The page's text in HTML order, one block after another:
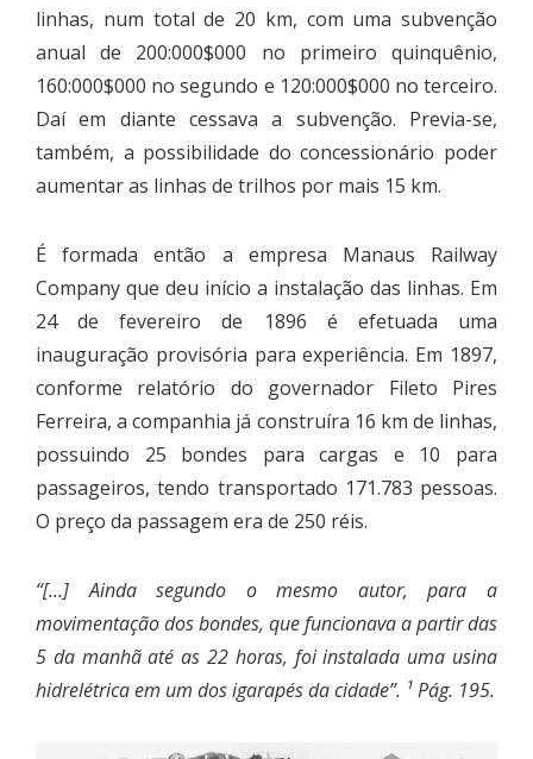
linhas, num total de 20 km, com uma subvenção
anual de 200:000$000 no primeiro quinquênio,
160:000$000 no segundo e 120:000$000 no terceiro.
Daí em diante cessava a subvenção. Previa-se,
também, a possibilidade do concessionário poder
aumentar as linhas de trilhos por mais 15 km.
É formada então a empresa Manaus Railway
Company que deu início a instalação das linhas. Em
24 de fevereiro de 1896 é efetuada uma
inauguração provisória para experiência. Em 1897,
conforme relatório do governador Fileto Pires
Ferreira, a companhia já construíra 16 km de linhas,
possuindo 25 bondes para cargas e 10 para
passageiros, tendo transportado 171.783 pessoas.
O preço da passagem era de 250 réis.
“[…] Ainda segundo o mesmo autor, para a
movimentação dos bondes, que funcionava a partir das
5 da manhã até as 22 horas, foi instalada uma usina
hidrelétrica em um dos igarapés da cidade”. ¹ Pág. 195.